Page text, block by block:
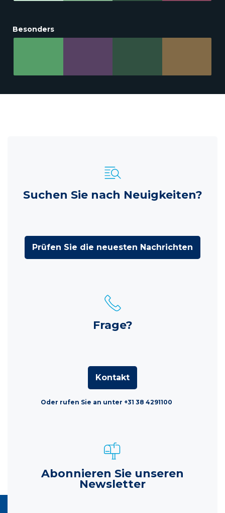
Besonders
Suchen Sie nach Neuigkeiten?
Prüfen Sie die neuesten Nachrichten
Frage?
Kontakt
Oder rufen Sie an unter +31 38 4291100
Abonnieren Sie unseren
Newsletter